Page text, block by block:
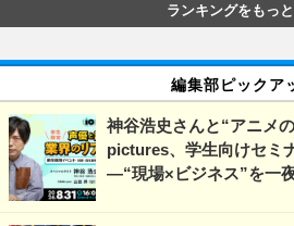
ランキングをもっ
編集部ピックア
神谷浩史さんと“アニメ
pictures、学生向けセミ
―“現場×ビジネス”を一